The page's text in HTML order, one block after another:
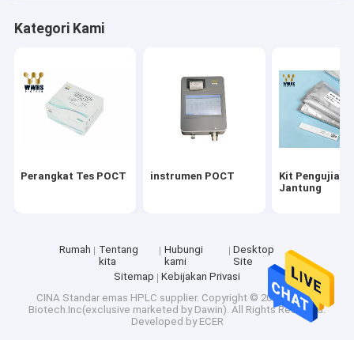
Kategori Kami
Perangkat Tes POCT instrumen POCT
Kit Pengujian
Jantung
Rumah
Tentang
kita
Hubungi
kami
Desktop
Site
Sitemap
Kebijakan Privasi
CINA Standar emas HPLC supplier. Copyright © 2026 WWHS
Biotech.Inc(exclusive marketed by Dawin). All Rights Reserved.
Developed by ECER